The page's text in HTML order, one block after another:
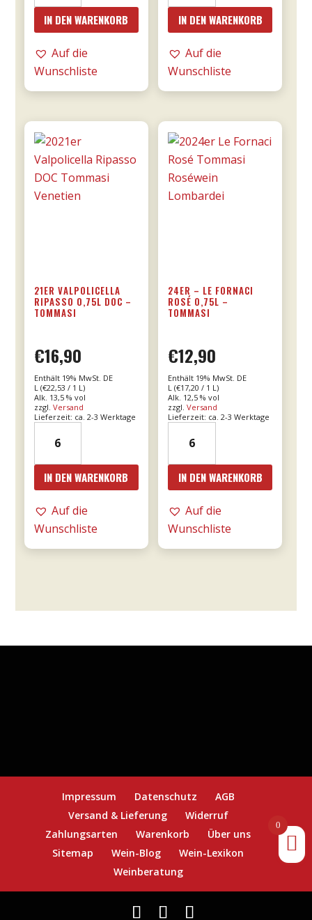
Primitivo
Manduria
-
Menge
IN DEN WARENKORB
Auf die
Wunschliste
-
MESA
Menge
IN DEN WARENKORB
Auf die
Wunschliste
21ER VALPOLICELLA
RIPASSO 0,75L DOC –
TOMMASI
€16,90
Enthält 19% MwSt. DE
L (€22,53 / 1 L)
Alk. 13,5 % vol
zzgl. Versand
Lieferzeit: ca. 2-3 Werktage
Valpolicella
Ripasso
0,75l
DOC
-
IN DEN WARENKORB
Auf die
Wunschliste
24ER – LE FORNACI
ROSÉ 0,75L –
TOMMASI
€12,90
Enthält 19% MwSt. DE
L (€17,20 / 1 L)
Alk. 12,5 % vol
zzgl.Versand
Lieferzeit: ca. 2-3 Werktage
Le
Fornaci
Rosé
0,75l
IN DEN WARENKORB
Auf die
Wunschliste
Impressum Datenschutz
AGB
Versand & Lieferung
Widerruf
Zahlungsarten
Warenkorb
Über uns
Sitemap
Wein-Blog
Wein-Lexikon
Weinberatung
0